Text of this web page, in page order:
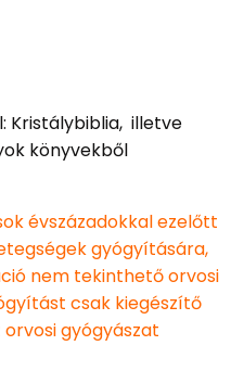
Kristálybiblia, illetve
könyvekből
évszázadokkal ezelőtt
gyógyítására,
nem tekinthető orvosi
csak kiegészítő
gyógyászat